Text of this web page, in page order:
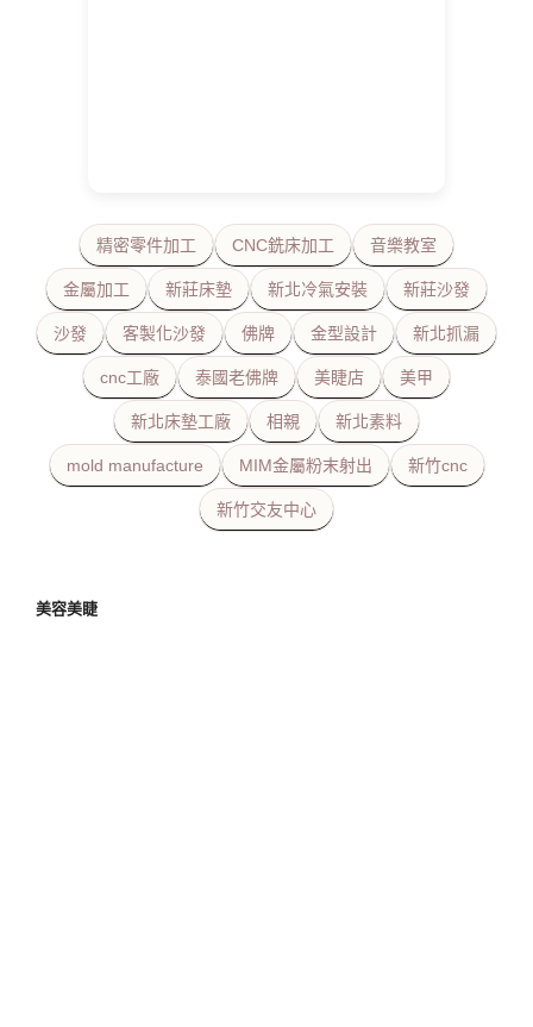
精密零件加工 CNC銑床加工 音樂教室
金屬加工 新莊床墊 新北冷氣安裝 新莊沙發
沙發 客製化沙發 佛牌 金型設計 新北抓漏
cnc工廠 泰國老佛牌 美睫店 美甲
新北床墊工廠 相親 新北素料
mold manufacture MIM金屬粉末射出 新竹cnc
新竹交友中心
美容美睫